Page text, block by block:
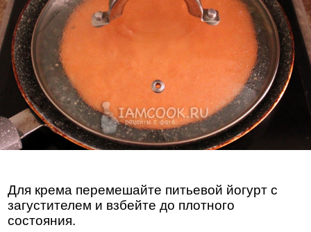
Для крема перемешайте питьевой йогурт с
загустителем и взбейте до плотного
состояния.